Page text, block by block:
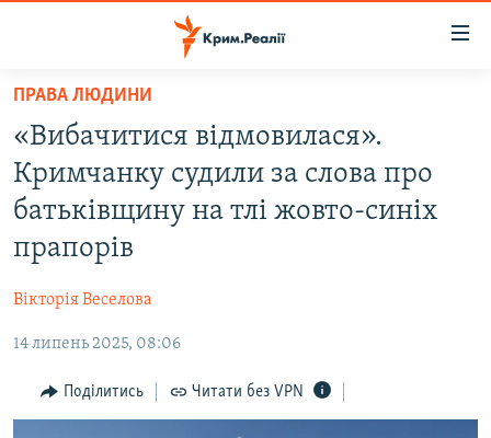
Перейти
основного
матеріалу
Перейти
до
основної
Перейти
до
НОВИНИ
ВІДЕО ТА ФОТО
ПОГЛЯД
ІНТЕРВ'Ю
ВСЕ ЗА ДЕНЬ
ПРАВА ЛЮДИНИ
«Вибачитися відмовилася».
Кримчанку судили за слова про
батьківщину на тлі жовто-синіх
прапорів
Вікторія Веселова
14 липень 2025, 08:06
Поділитись Читати без VPN